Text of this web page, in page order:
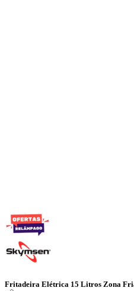
Fritadeira Elétrica 15 Litros Zona